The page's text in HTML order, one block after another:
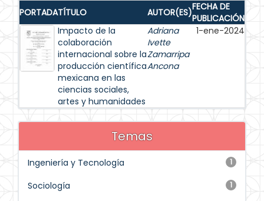
PORTADATÍTULO AUTOR(ES)FECHA DE
PUBLICACIÓN
Impacto de la
colaboración
internacional sobre la
producción científica
mexicana en las
ciencias sociales,
artes y humanidades
Adriana
Ivette
Zamarripa
Ancona
1-ene-2024
Temas
1
Ingeniería y Tecnología
1
Sociología